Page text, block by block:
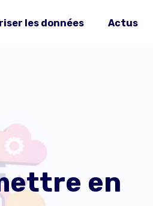
les données Actus
en